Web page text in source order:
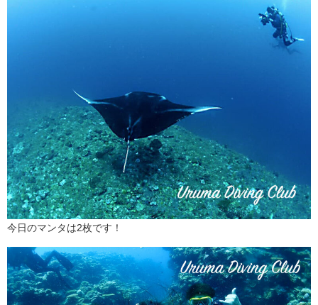
今日のマンタは2枚です！